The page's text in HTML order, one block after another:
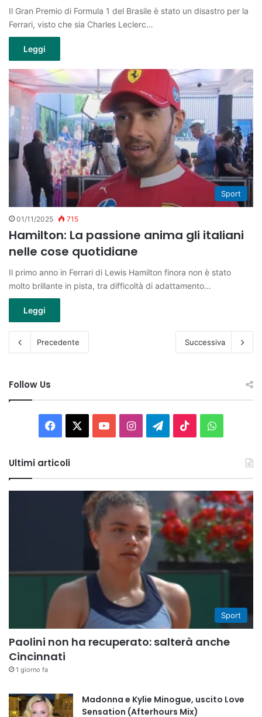
Il Gran Premio di Formula 1 del Brasile è stato un disastro per la
Ferrari, visto che sia Charles Leclerc…
Leggi
Sport
01/11/2025 715
Hamilton: La passione anima gli italiani
nelle cose quotidiane
Il primo anno in Ferrari di Lewis Hamilton finora non è stato
molto brillante in pista, tra difficoltà di adattamento…
Leggi
Precedente Successiva
Follow Us
Facebook You InstagramTelegram
TikTok
Ultimi articoli
Sport
Paolini non ha recuperato: salterà anche
Cincinnati
1 giorno fa
Madonna e Kylie Minogue, uscito Love
Sensation (Afterhours Mix)